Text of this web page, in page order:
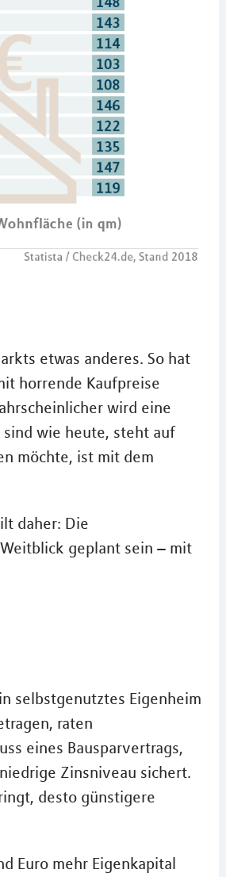
etwas anderes. So hat
horrende Kaufpreise
wird eine
sind wie heute, steht auf
möchte, ist mit dem
daher: Die
geplant sein – mit
selbstgenutztes Eigenheim
raten
eines Bausparvertrags,
Zinsniveau sichert.
desto günstigere
Euro mehr Eigenkapital